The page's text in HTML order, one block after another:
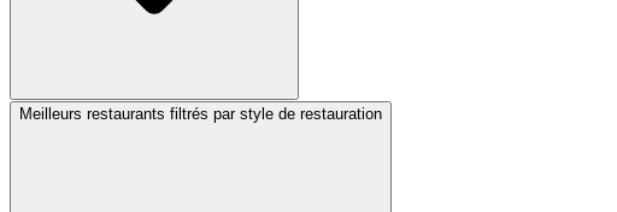
Meilleurs restaurants filtrés par style de restauration